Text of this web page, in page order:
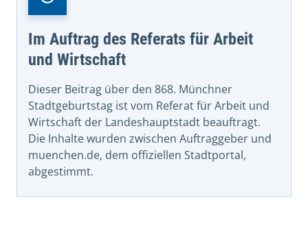
Im Auftrag des Referats für Arbeit
und Wirtschaft
Dieser Beitrag über den 868. Münchner
Stadtgeburtstag ist vom Referat für Arbeit und
Wirtschaft der Landeshauptstadt beauftragt.
Die Inhalte wurden zwischen Auftraggeber und
muenchen.de, dem offiziellen Stadtportal,
abgestimmt.